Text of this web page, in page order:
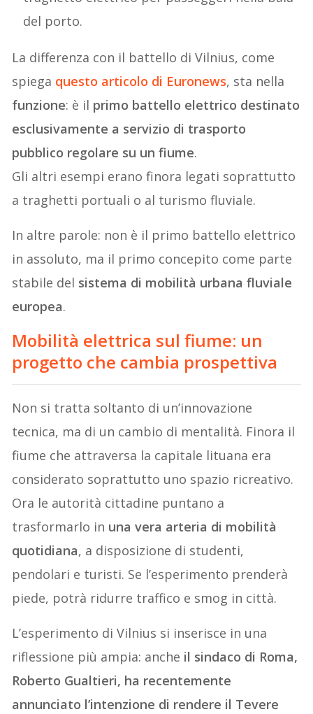
del porto.
La differenza con il battello di Vilnius, come
spiega questo articolo di Euronews, sta nella
funzione: è il primo battello elettrico destinato
esclusivamente a servizio di trasporto
pubblico regolare su un fiume.
Gli altri esempi erano finora legati soprattutto
a traghetti portuali o al turismo fluviale.
In altre parole: non è il primo battello elettrico
in assoluto, ma il primo concepito come parte
stabile del sistema di mobilità urbana fluviale
europea.
Mobilità elettrica sul fiume: un
progetto che cambia prospettiva
Non si tratta soltanto di un’innovazione
tecnica, ma di un cambio di mentalità. Finora il
fiume che attraversa la capitale lituana era
considerato soprattutto uno spazio ricreativo.
Ora le autorità cittadine puntano a
trasformarlo in una vera arteria di mobilità
quotidiana, a disposizione di studenti,
pendolari e turisti. Se l’esperimento prenderà
piede, potrà ridurre traffico e smog in città.
L’esperimento di Vilnius si inserisce in una
riflessione più ampia: anche il sindaco di Roma,
Roberto Gualtieri, ha recentemente
annunciato l’intenzione di rendere il Tevere